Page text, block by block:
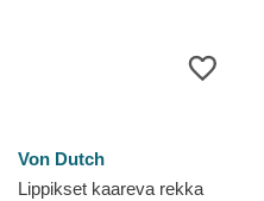
Von Dutch
Lippikset kaareva rekka